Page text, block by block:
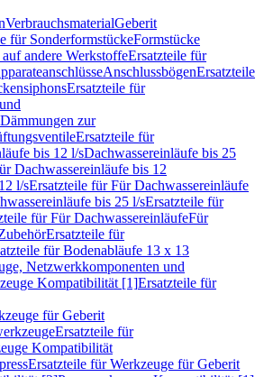
VerbrauchsmaterialGeberit
für SonderformstückeFormstücke
andere WerkstoffeErsatzteile für
AnschlussbögenErsatzteile
Ersatzteile für
Dämmungen zur
Ersatzteile für
bis 12 l/sDachwassereinläufe bis 25
Dachwassereinläufe bis 12
l/sErsatzteile für Für Dachwassereinläufe
bis 25 l/sErsatzteile für
für Für DachwassereinläufeFür
Ersatzteile für
für Bodenabläufe 13 x 13
Netzwerkkomponenten und
Kompatibilität [1]Ersatzteile für
für Geberit
Ersatzteile für
Kompatibilität
Ersatzteile für Werkzeuge für Geberit